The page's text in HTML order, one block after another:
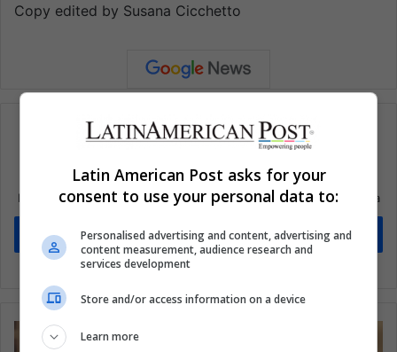
Copy edited by Susana Cicchetto
Suscríbete a nuestra lista de correos
Mantente informado sobre lo que está pasando en Latinoamérica
Suscríbete
Latin American Post asks for your
consent to use your personal data to:
Personalised advertising and content, advertising and
content measurement, audience research and
services development
Store and/or access information on a device
Learn more